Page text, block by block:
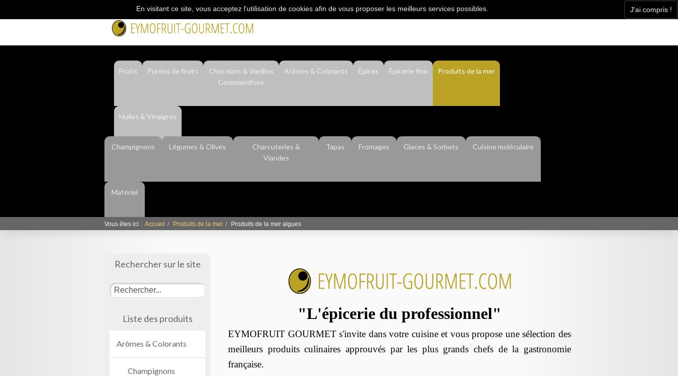
En visitant ce site, vous acceptez l'utilisation de cookies afin de vous proposer les meilleurs services possibles. J'ai compris !
Fruits Purées de fruits
Chocolats & Vanilles
Gourmandises
Arômes & Colorants Épices Épicerie fine Produits de la mer
Huiles & Vinaigres
Champignons Légumes & Olives
Charcuteries &
Viandes
Tapas Fromages Glaces & Sorbets Cuisine moléculaire
Matériel
Vous êtes ici : Accueil Produits de la mer Produits de la mer algues
"L'épicerie du professionnel"
EYMOFRUIT GOURMET s'invite dans votre cuisine et vous propose une sélection des
meilleurs produits culinaires approuvés par les plus grands chefs de la gastronomie
française.
Rechercher sur le site
Liste des produits
Arômes & Colorants
Champignons